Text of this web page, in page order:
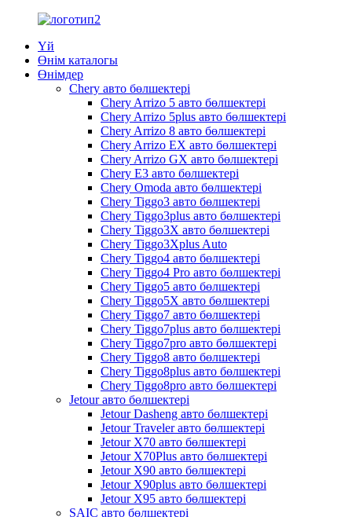
Үй
Өнім каталогы
Өнімдер
Chery авто бөлшектері
Chery Arrizo 5 авто бөлшектері
Chery Arrizo 5plus авто бөлшектері
Chery Arrizo 8 авто бөлшектері
Chery Arrizo EX авто бөлшектері
Chery Arrizo GX авто бөлшектері
Chery E3 авто бөлшектері
Chery Omoda авто бөлшектері
Chery Tiggo3 авто бөлшектері
Chery Tiggo3plus авто бөлшектері
Chery Tiggo3X авто бөлшектері
Chery Tiggo3Xplus Auto
Chery Tiggo4 авто бөлшектері
Chery Tiggo4 Pro авто бөлшектері
Chery Tiggo5 авто бөлшектері
Chery Tiggo5X авто бөлшектері
Chery Tiggo7 авто бөлшектері
Chery Tiggo7plus авто бөлшектері
Chery Tiggo7pro авто бөлшектері
Chery Tiggo8 авто бөлшектері
Chery Tiggo8plus авто бөлшектері
Chery Tiggo8pro авто бөлшектері
Jetour авто бөлшектері
Jetour Dasheng авто бөлшектері
Jetour Traveler авто бөлшектері
Jetour X70 авто бөлшектері
Jetour X70Plus авто бөлшектері
Jetour X90 авто бөлшектері
Jetour X90plus авто бөлшектері
Jetour X95 авто бөлшектері
SAIC авто бөлшектері